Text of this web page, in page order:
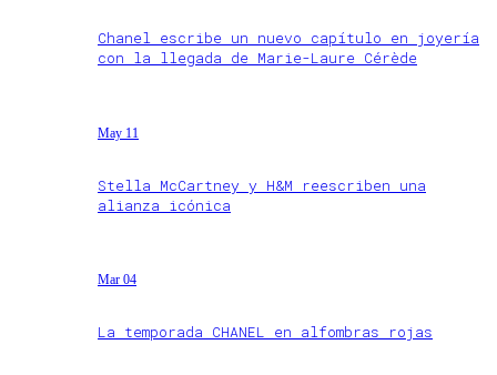
Chanel escribe un nuevo capítulo en joyería
con la llegada de Marie-Laure Cérède
May 11
Stella McCartney y H&M reescriben una
alianza icónica
Mar 04
La temporada CHANEL en alfombras rojas